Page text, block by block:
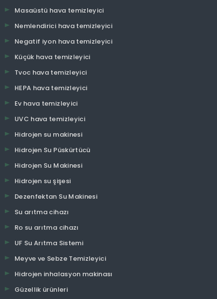
Masaüstü hava temizleyici
Nemlendirici hava temizleyici
Negatif iyon hava temizleyici
Küçük hava temizleyici
Tvoc hava temizleyici
HEPA hava temizleyici
Ev hava temizleyici
UVC hava temizleyici
Hidrojen su makinesi
Hidrojen Su Püskürtücü
Hidrojen Su Makinesi
Hidrojen su şişesi
Dezenfektan Su Makinesi
Su arıtma cihazı
Ro su arıtma cihazı
UF Su Arıtma Sistemi
Meyve ve Sebze Temizleyici
Hidrojen inhalasyon makinası
Güzellik ürünleri